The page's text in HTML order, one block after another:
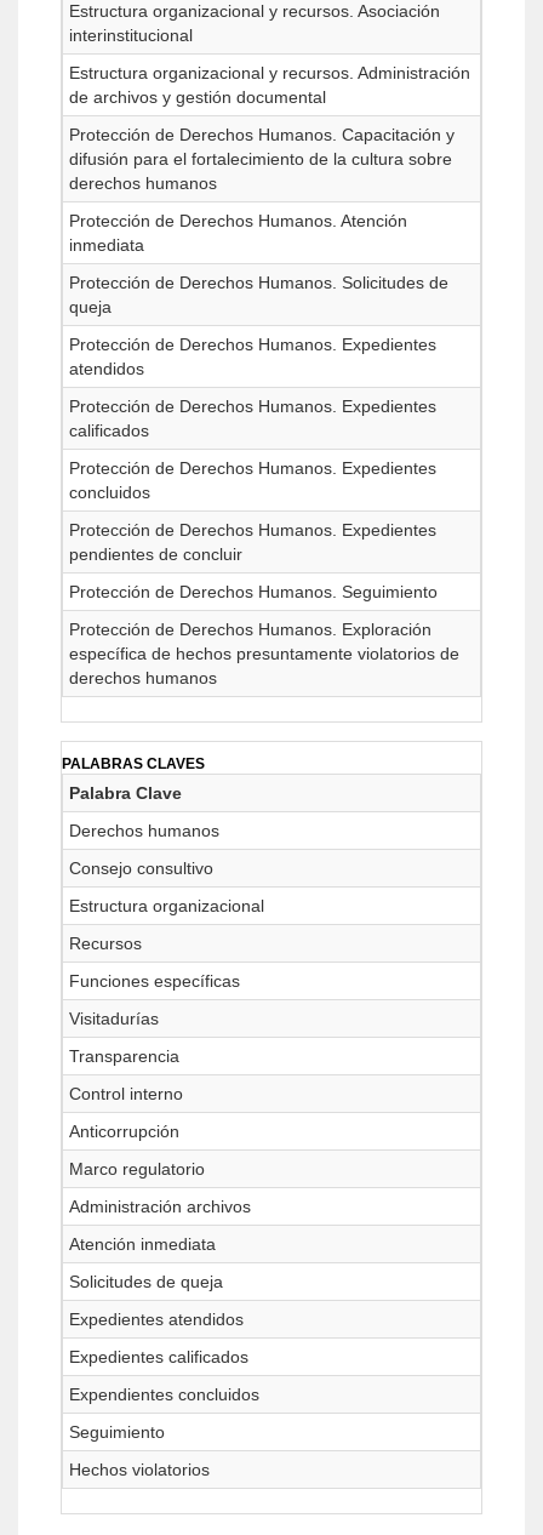
Estructura organizacional y recursos. Asociación
interinstitucional
Estructura organizacional y recursos. Administración
de archivos y gestión documental
Protección de Derechos Humanos. Capacitación y
difusión para el fortalecimiento de la cultura sobre
derechos humanos
Protección de Derechos Humanos. Atención
inmediata
Protección de Derechos Humanos. Solicitudes de
queja
Protección de Derechos Humanos. Expedientes
atendidos
Protección de Derechos Humanos. Expedientes
calificados
Protección de Derechos Humanos. Expedientes
concluidos
Protección de Derechos Humanos. Expedientes
pendientes de concluir
Protección de Derechos Humanos. Seguimiento
Protección de Derechos Humanos. Exploración
específica de hechos presuntamente violatorios de
derechos humanos
PALABRAS CLAVES
Palabra Clave
Derechos humanos
Consejo consultivo
Estructura organizacional
Recursos
Funciones específicas
Visitadurías
Transparencia
Control interno
Anticorrupción
Marco regulatorio
Administración archivos
Atención inmediata
Solicitudes de queja
Expedientes atendidos
Expedientes calificados
Expendientes concluidos
Seguimiento
Hechos violatorios